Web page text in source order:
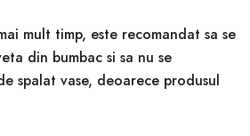
mult timp, este recomandat sa se
din bumbac si sa nu se
spalat vase, deoarece produsul